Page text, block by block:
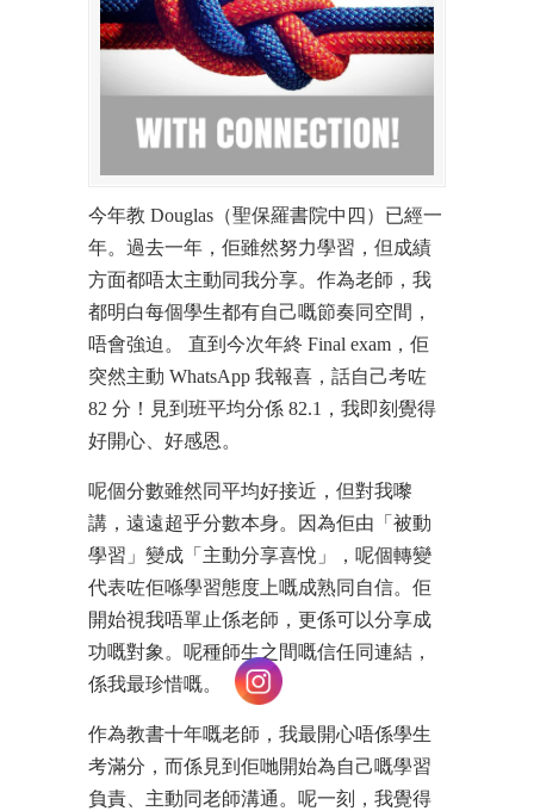
今年教 Douglas（聖保羅書院中四）已經一
年。過去一年，佢雖然努力學習，但成績
方面都唔太主動同我分享。作為老師，我
都明白每個學生都有自己嘅節奏同空間，
唔會強迫。 直到今次年終 Final exam，佢
突然主動 WhatsApp 我報喜，話自己考咗
82 分！見到班平均分係 82.1，我即刻覺得
好開心、好感恩。
呢個分數雖然同平均好接近，但對我嚟
講，遠遠超乎分數本身。因為佢由「被動
學習」變成「主動分享喜悅」，呢個轉變
代表咗佢喺學習態度上嘅成熟同自信。佢
開始視我唔單止係老師，更係可以分享成
功嘅對象。呢種師生之間嘅信任同連結，
係我最珍惜嘅。
作為教書十年嘅老師，我最開心唔係學生
考滿分，而係見到佢哋開始為自己嘅學習
負責、主動同老師溝通。呢一刻，我覺得